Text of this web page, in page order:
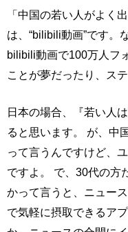
「中国の若い人がよく
は、“bilibili動画”です。
bilibili動画で100万人フ
ことが夢だったり、ス
日本の場合、『若い人
ると思います。 が、中
って言うんですけど、
ですよ。 で、30代の方
かって言うと、ニュー
で気軽に摂取できるア